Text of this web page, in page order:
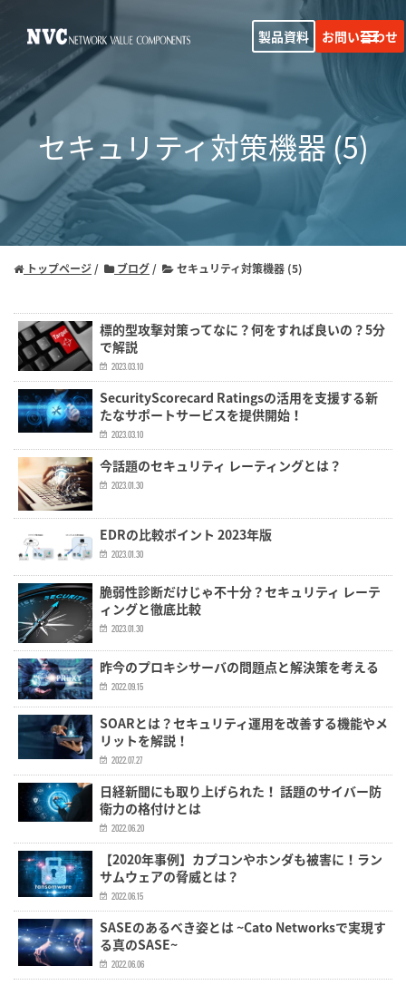
製品資料 お問い合わせ
セキュリティ対策機器 (5)
トップページ ブログ セキュリティ対策機器 (5)
標的型攻撃対策ってなに？何をすれば良いの？5分
で解説
2023.03.10
SecurityScorecard Ratingsの活用を支援する新
たなサポートサービスを提供開始！
2023.03.10
今話題のセキュリティ レーティングとは？
2023.01.30
EDRの比較ポイント 2023年版
2023.01.30
脆弱性診断だけじゃ不十分？セキュリティ レーテ
ィングと徹底比較
2023.01.30
昨今のプロキシサーバの問題点と解決策を考える
2022.09.15
SOARとは？セキュリティ運用を改善する機能やメ
リットを解説！
2022.07.27
日経新聞にも取り上げられた！ 話題のサイバー防
衛力の格付けとは
2022.06.20
【2020年事例】カプコンやホンダも被害に！ラン
サムウェアの脅威とは？
2022.06.15
SASEのあるべき姿とは ~Cato Networksで実現す
る真のSASE~
2022.06.06